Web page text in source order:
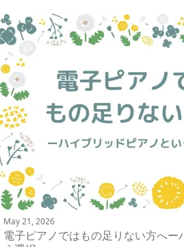
May 21, 2026
電子ピアノではもの足りない方へー